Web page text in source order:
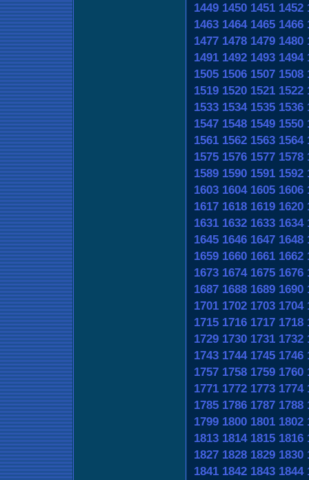
1449 1450 1451 1452
1463 1464 1465 1466
1477 1478 1479 1480
1491 1492 1493 1494
1505 1506 1507 1508
1519 1520 1521 1522
1533 1534 1535 1536
1547 1548 1549 1550
1561 1562 1563 1564
1575 1576 1577 1578
1589 1590 1591 1592
1603 1604 1605 1606
1617 1618 1619 1620
1631 1632 1633 1634
1645 1646 1647 1648
1659 1660 1661 1662
1673 1674 1675 1676
1687 1688 1689 1690
1701 1702 1703 1704
1715 1716 1717 1718
1729 1730 1731 1732
1743 1744 1745 1746
1757 1758 1759 1760
1771 1772 1773 1774
1785 1786 1787 1788
1799 1800 1801 1802
1813 1814 1815 1816
1827 1828 1829 1830
1841 1842 1843 1844